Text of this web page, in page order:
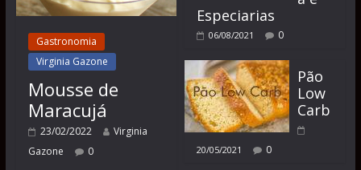
Gastronomia
Virginia Gazone
Mousse de
Maracujá
23/02/2022
Virginia
Gazone
0
Especiarias
06/08/2021 0
Pão
Low
Carb
20/05/2021 0